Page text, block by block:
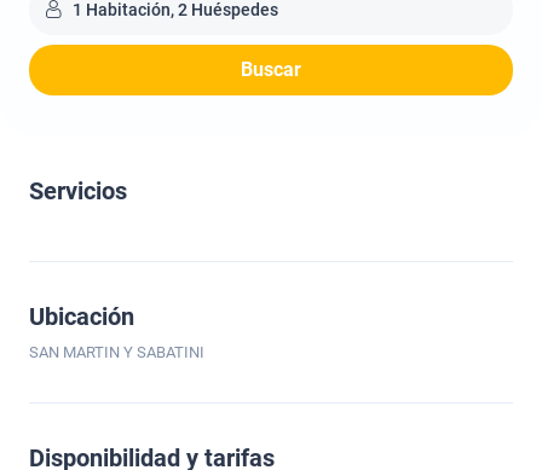
1 Habitación, 2 Huéspedes
Buscar
Servicios
Ubicación
SAN MARTIN Y SABATINI
Disponibilidad y tarifas